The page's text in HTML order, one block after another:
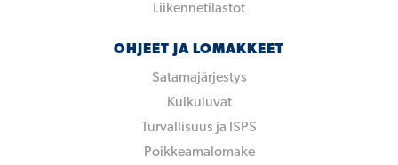
Liikennetilastot
OHJEET JA LOMAKKEET
Satamajärjestys
Kulkuluvat
Turvallisuus ja ISPS
Poikkeamalomake